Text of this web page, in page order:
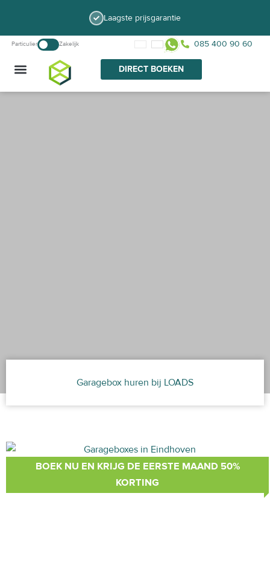
Laagste prijsgarantie
085 400 90 60
Particulier Zakelijk
DIRECT BOEKEN
Garagebox huren bij LOADS
BOEK NU EN KRIJG DE EERSTE MAAND 50%
KORTING